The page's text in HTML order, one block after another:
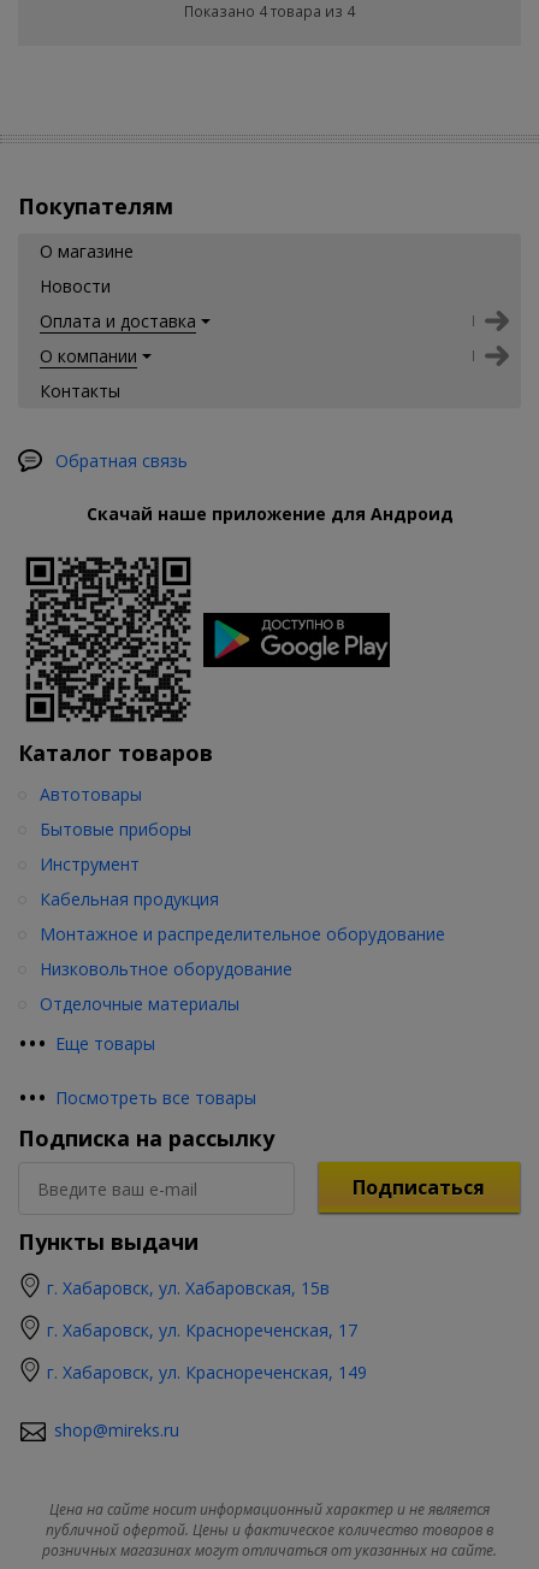
Показано 4 товара из 4
Покупателям
О магазине
Новости
Оплата и доставка
О компании
Контакты
Обратная связь
Скачай наше приложение для Андроид
Каталог товаров
••• Еще товары
Автотовары
Бытовые приборы
Инструмент
Кабельная продукция
Монтажное и распределительное оборудование
Низковольтное оборудование
Отделочные материалы
••• Посмотреть все товары
Подписка на рассылку
Подписаться
Пункты выдачи
г. Хабаровск, ул. Хабаровская, 15в
г. Хабаровск, ул. Краснореченская, 17
г. Хабаровск, ул. Краснореченская, 149
shop@mireks.ru
Цена на сайте носит информационный характер и не является
публичной офертой. Цены и фактическое количество товаров в
розничных магазинах могут отличаться от указанных на сайте.